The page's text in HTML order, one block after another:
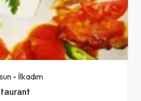
- İlkadım